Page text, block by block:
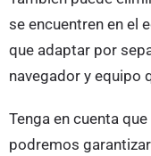
se encuentren en el
que adaptar por
navegador y equipo
Tenga en cuenta
podremos